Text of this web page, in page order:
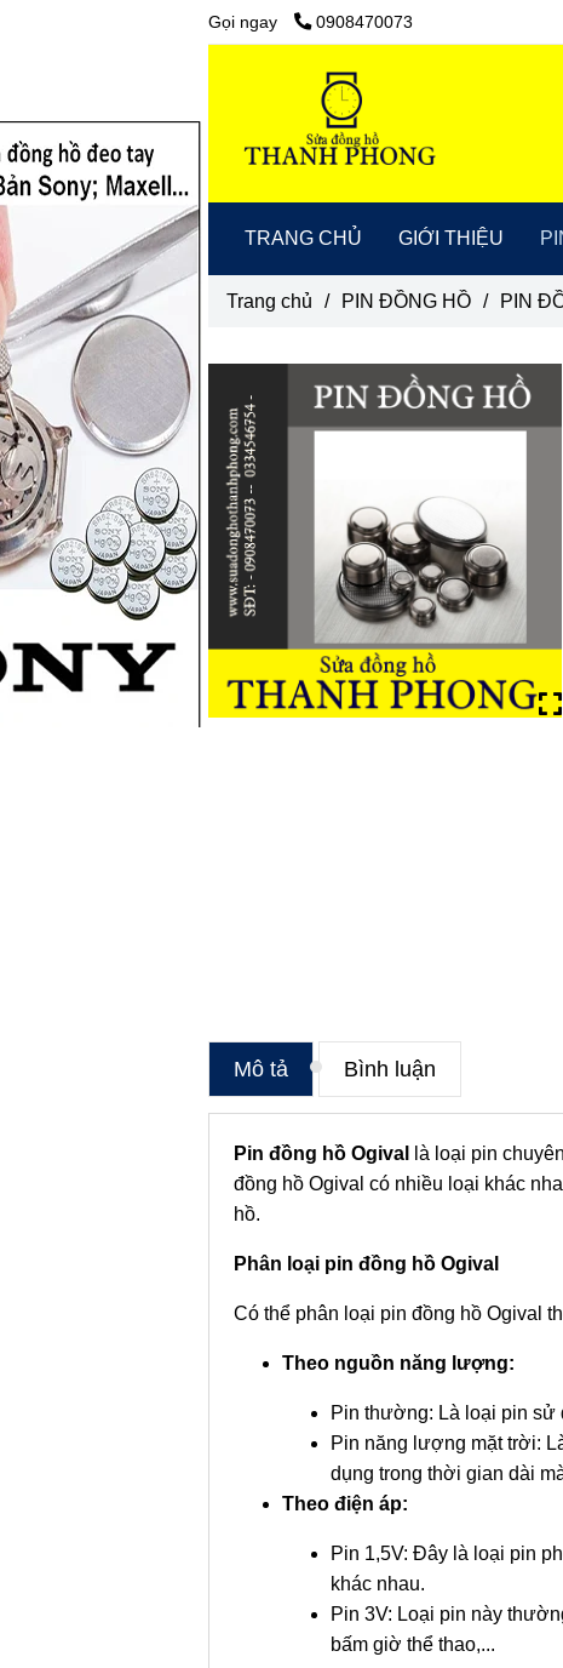
Gọi ngay 0908470073
TRANG CHỦ GIỚI THIỆU
Trang chủ / PIN ĐỒNG HỒ / PIN
Mô tả Bình luận
Pin đồng hồ Ogival
là loại pin
đồng hồ Ogival có nhiều loại khác
hồ.
Phân loại pin đồng hồ Ogival
Có thể phân loại pin đồng hồ Ogival
Theo nguồn năng lượng:
Pin thường: Là loại pin sử
Pin năng lượng mặt trời:
dụng trong thời gian dài
Theo điện áp:
Pin 1,5V: Đây là loại pin
khác nhau.
Pin 3V: Loại pin này
bấm giờ thể thao,...